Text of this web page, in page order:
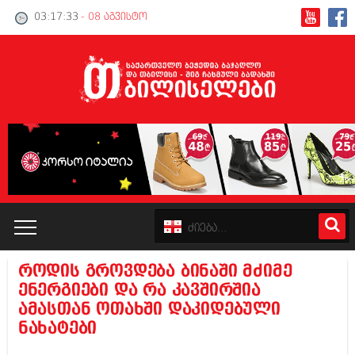
03:17:33 - 08 აგვისტო
კატალოგი
პოლიტიკა
როდის გროვდება ბინაში მძიმე
ენერგიები და რა კავშირშია
ამასთან ოთახში დაკიდებული
ნახატები